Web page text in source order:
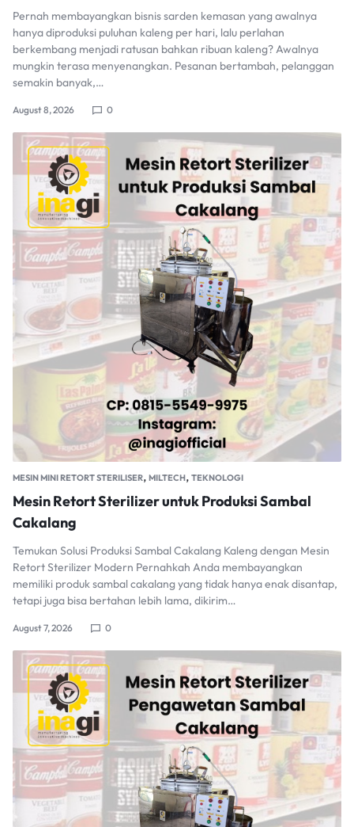
Pernah membayangkan bisnis sarden kemasan yang awalnya
hanya diproduksi puluhan kaleng per hari, lalu perlahan
berkembang menjadi ratusan bahkan ribuan kaleng? Awalnya
mungkin terasa menyenangkan. Pesanan bertambah, pelanggan
semakin banyak,…
August 8, 2026 0
MESIN MINI RETORT STERILISER, MILTECH, TEKNOLOGI
Mesin Retort Sterilizer untuk Produksi Sambal
Cakalang
Temukan Solusi Produksi Sambal Cakalang Kaleng dengan Mesin
Retort Sterilizer Modern Pernahkah Anda membayangkan
memiliki produk sambal cakalang yang tidak hanya enak disantap,
tetapi juga bisa bertahan lebih lama, dikirim…
August 7, 2026 0